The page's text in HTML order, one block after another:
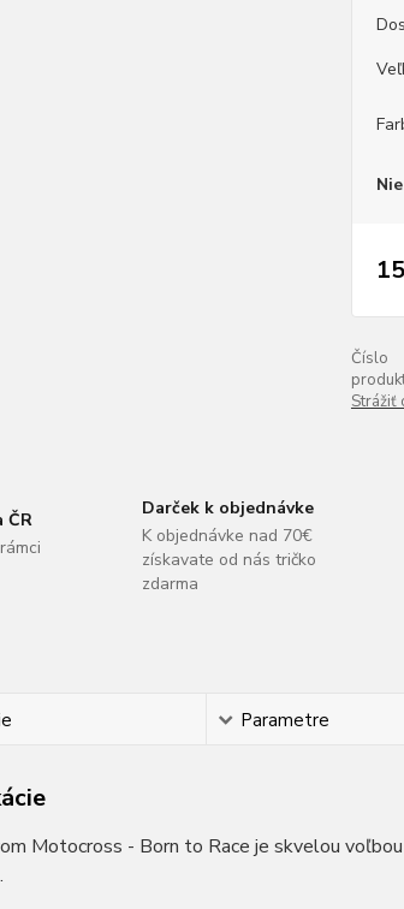
Číslo
Strážiť
ČR
Darček k objednávke
K objednávke nad 70€
získavate od nás tričko
zdarma
Parametre
Motocross - Born to Race je skvelou